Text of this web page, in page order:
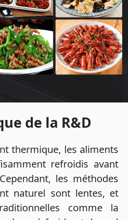
de la R&D
thermique, les aliments
refroidis avant
les méthodes
naturel sont lentes, et
comme la